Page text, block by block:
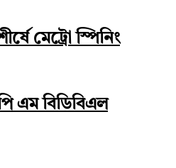
মেট্রো স্পিনিং
এম বিডিবিএল